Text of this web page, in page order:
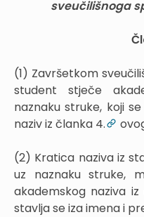
sveučilišnoga
(1) Završetkom
student stječe
naznaku struke, koji
naziv iz članka 4.
(2) Kratica naziva iz
uz naznaku struke,
akademskog naziva
stavlja se iza imena i